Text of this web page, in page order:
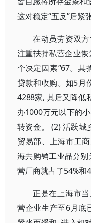
这对稳定“五反”后紧
在动员劳资双
注重扶持私营企业
个决定因素”67。其
贷款和收购。如5月
4288家, 其后又降低
办1000万元以下的
转资金。 (2) 活跃城
贸易部、上海市工
海共购销工业品分
营厂商就占了54%和
正是在上海市
营企业生产至6月底